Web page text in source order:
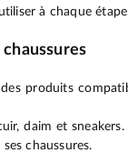
à chaque
produits
daim et
chaussures.